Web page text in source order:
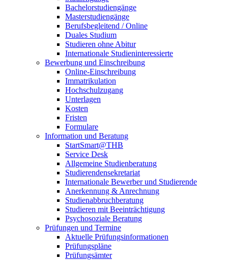
Bachelorstudiengänge
Masterstudiengänge
Berufsbegleitend / Online
Duales Studium
Studieren ohne Abitur
Internationale Studieninteressierte
Bewerbung und Einschreibung
Online-Einschreibung
Immatrikulation
Hochschulzugang
Unterlagen
Kosten
Fristen
Formulare
Information und Beratung
StartSmart@THB
Service Desk
Allgemeine Studienberatung
Studierendensekretariat
Internationale Bewerber und Studierende
Anerkennung & Anrechnung
Studienabbruchberatung
Studieren mit Beeinträchtigung
Psychosoziale Beratung
Prüfungen und Termine
Aktuelle Prüfungsinformationen
Prüfungspläne
Prüfungsämter